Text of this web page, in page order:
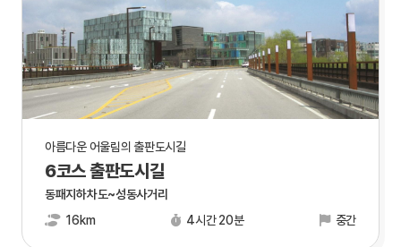
아름다운 어울림의 출판도시길
6코스 출판도시길
동패지하차도~성동사거리
16km
4시간 20분 중간